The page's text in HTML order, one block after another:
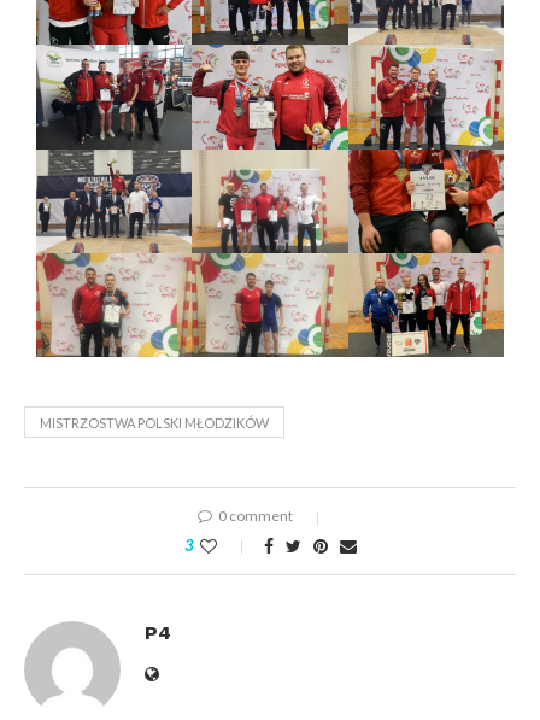
MISTRZOSTWA POLSKI MŁODZIKÓW
0 comment
3
P4